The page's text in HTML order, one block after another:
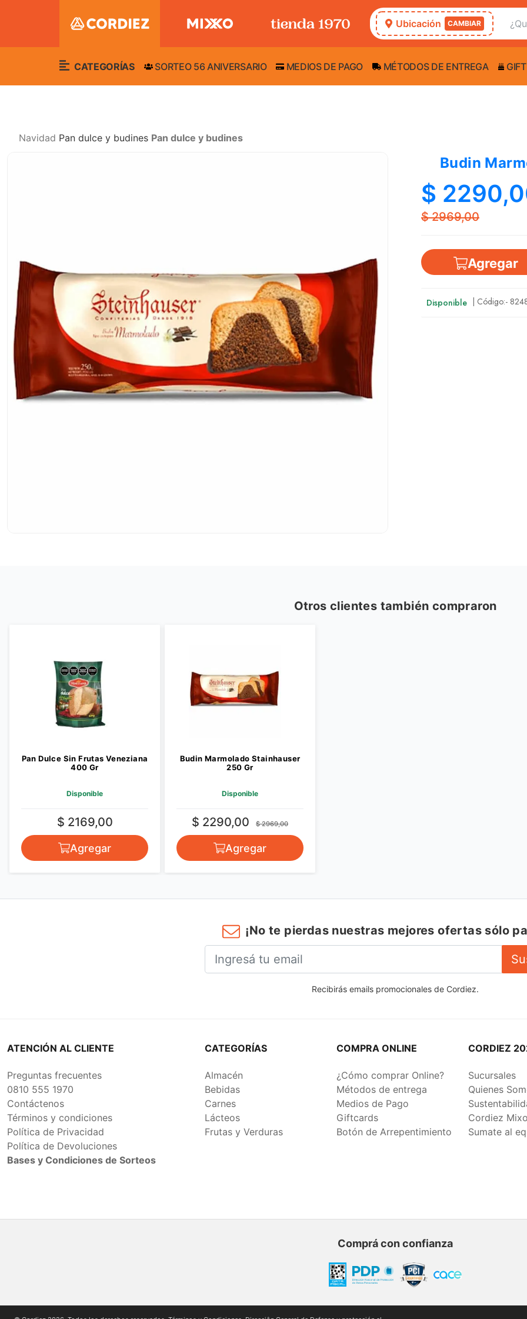
Ubicación CAMBIAR
CATEGORÍAS SORTEO 56 ANIVERSARIO MEDIOS DE PAGO MÉTODOS DE ENTREGA
Navidad Pan dulce y budines Pan dulce y budines
Budin
$
$ 2969,00
Agregar
Disponible | Código:-
Otros clientes también compraron
Pan Dulce Sin Frutas Veneziana
400 Gr
Disponible
$ 2169,00
Agregar
Budin Marmolado Stainhauser
250 Gr
Disponible
$ 2290,00 $ 2969,00
Agregar
¡No te pierdas nuestras mejores ofertas sólo
Recibirás emails promocionales de Cordiez.
ATENCIÓN AL CLIENTE
Preguntas frecuentes
0810 555 1970
Contáctenos
Términos y condiciones
Política de Privacidad
Política de Devoluciones
Bases y Condiciones de Sorteos
CATEGORÍAS
Almacén
Bebidas
Carnes
Lácteos
Frutas y Verduras
COMPRA ONLINE
¿Cómo comprar Online?
Métodos de entrega
Medios de Pago
Giftcards
Botón de Arrepentimiento
CORDIEZ
Sucursales
Quienes
Cordiez
Sumate al
Comprá con confianza